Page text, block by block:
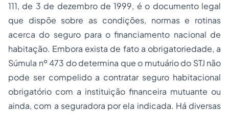
111, de 3 de dezembro de 1999, é o documento legal
que dispõe sobre as condições, normas e rotinas
acerca do seguro para o financiamento nacional de
habitação. Embora exista de fato a obrigatoriedade, a
Súmula nº 473 do determina que o mutuário do STJ não
pode ser compelido a contratar seguro habitacional
obrigatório com a instituição financeira mutuante ou
ainda, com a seguradora por ela indicada. Há diversas